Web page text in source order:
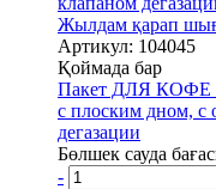
Жылдам қарап
Артикул: 104045
Қоймада бар
Пакет ДЛЯ КОФЕ
с плоским дном, с
дегазации
Бөлшек сауда
-